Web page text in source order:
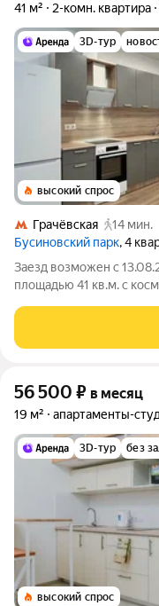
41 м² 2-комн. квартира
3D-тур
высокий спрос
Грачёвская
14 мин.
Бусиновский парк, 4
Заезд возможен с
площадью 41 кв.м. с
окна выходят на
56 500 ₽ в месяц
19 м² апартаменты-
3D-тур без
высокий спрос